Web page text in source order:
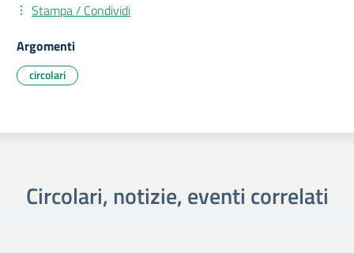
Stampa / Condividi
Argomenti
circolari
Circolari, notizie, eventi correlati